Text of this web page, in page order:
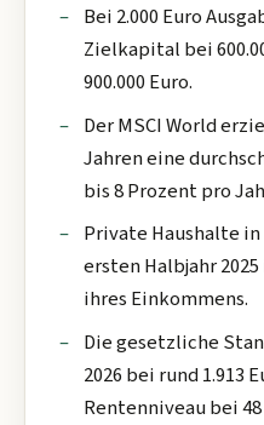
Bei 2.000 Euro
Zielkapital bei
900.000 Euro.
Der MSCI World
Jahren eine
bis 8 Prozent pro
Private Haushalte
ersten Halbjahr
ihres Einkommens.
Die gesetzliche
2026 bei rund 1.913
Rentenniveau bei